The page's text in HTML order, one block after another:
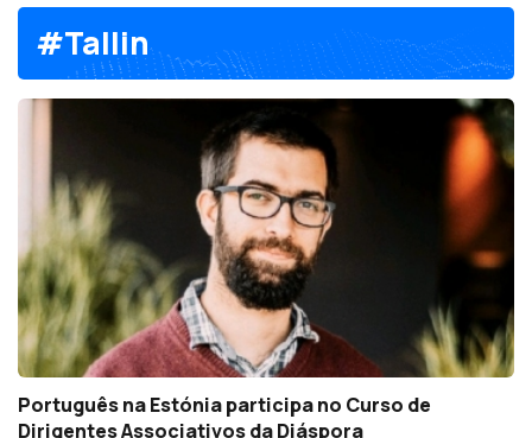
#Tallin
Português na Estónia participa no Curso de
Dirigentes Associativos da Diáspora